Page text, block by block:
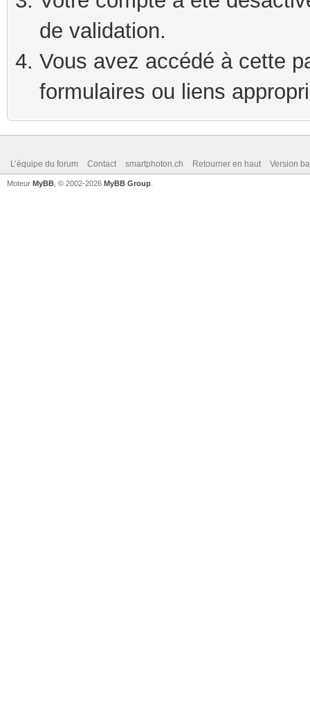
de validation.
Vous avez accédé à cette
formulaires ou liens
L’équipe du forum Contact smartphoton.ch Retourner en haut Version
Moteur MyBB , © 2002-2026 MyBB Group